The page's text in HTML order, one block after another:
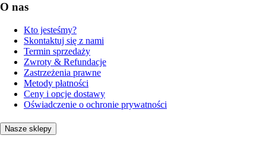
O nas
Kto jesteśmy?
Skontaktuj się z nami
Termin sprzedaży
Zwroty & Refundacje
Zastrzeżenia prawne
Metody płatności
Ceny i opcje dostawy
Oświadczenie o ochronie prywatności
Nasze sklepy